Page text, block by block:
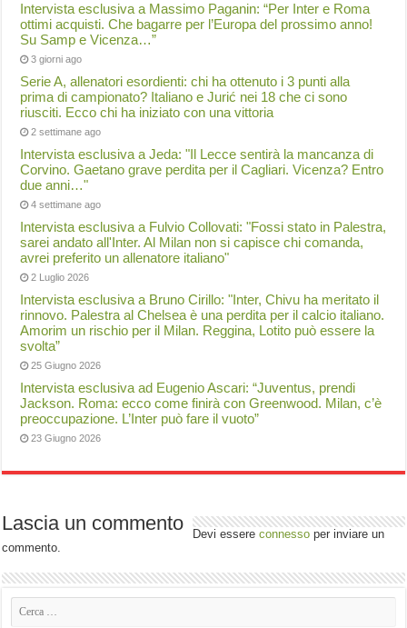
Intervista esclusiva a Massimo Paganin: “Per Inter e Roma
ottimi acquisti. Che bagarre per l’Europa del prossimo anno!
Su Samp e Vicenza…”
3 giorni ago
Serie A, allenatori esordienti: chi ha ottenuto i 3 punti alla
prima di campionato? Italiano e Jurić nei 18 che ci sono
riusciti. Ecco chi ha iniziato con una vittoria
2 settimane ago
Intervista esclusiva a Jeda: "Il Lecce sentirà la mancanza di
Corvino. Gaetano grave perdita per il Cagliari. Vicenza? Entro
due anni…"
4 settimane ago
Intervista esclusiva a Fulvio Collovati: "Fossi stato in Palestra,
sarei andato all'Inter. Al Milan non si capisce chi comanda,
avrei preferito un allenatore italiano"
2 Luglio 2026
Intervista esclusiva a Bruno Cirillo: "Inter, Chivu ha meritato il
rinnovo. Palestra al Chelsea è una perdita per il calcio italiano.
Amorim un rischio per il Milan. Reggina, Lotito può essere la
svolta”
25 Giugno 2026
Intervista esclusiva ad Eugenio Ascari: “Juventus, prendi
Jackson. Roma: ecco come finirà con Greenwood. Milan, c’è
preoccupazione. L’Inter può fare il vuoto”
23 Giugno 2026
Lascia un commento Devi essereconnesso per inviare un
commento.